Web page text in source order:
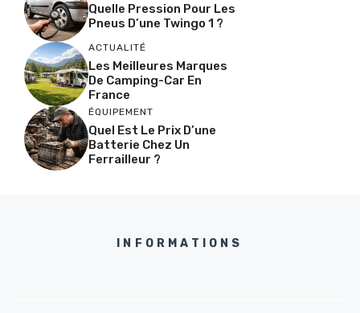
Quelle Pression Pour Les
Pneus D’une Twingo 1 ?
ACTUALITÉ
Les Meilleures Marques
De Camping-Car En
France
ÉQUIPEMENT
Quel Est Le Prix D’une
Batterie Chez Un
Ferrailleur ?
INFORMATIONS